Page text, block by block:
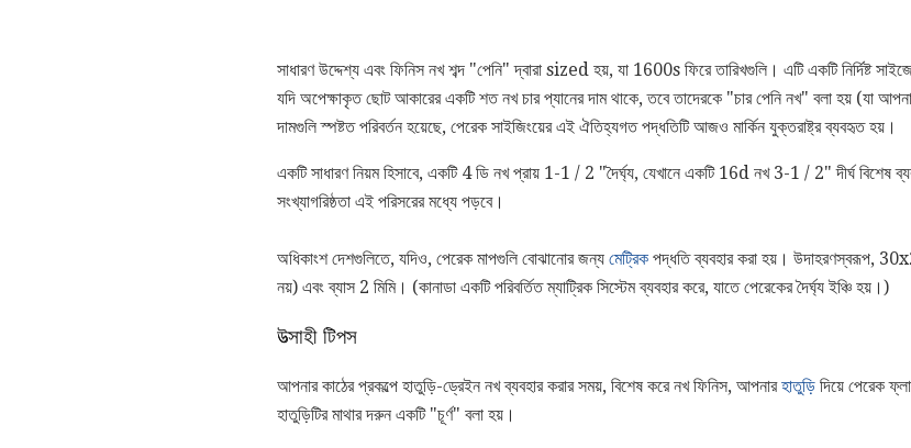
সাধারণ উদ্দেশ্য এবং ফিনিস নখ শব্দ "পেনি" দ্বারা sized হয়, যা 1600s ফিরে তারিখগুলি। এটি একটি নির্দিষ্ট
যদি অপেক্ষাকৃত ছোট আকারের একটি শত নখ চার প্যানের দাম থাকে, তবে তাদেরকে "চার পেনি নখ" বলা হয় (যা
দামগুলি স্পষ্টত পরিবর্তন হয়েছে, পেরেক সাইজিংয়ের এই ঐতিহ্যগত পদ্ধতিটি আজও মার্কিন যুক্তরাষ্ট্র ব্যবহৃত হয়।
একটি সাধারণ নিয়ম হিসাবে, একটি 4 ডি নখ প্রায় 1-1 / 2 "দৈর্ঘ্য, যেখানে একটি 16d নখ 3-1 / 2" দীর্ঘ বিশেষ
সংখ্যাগরিষ্ঠতা এই পরিসরের মধ্যে পড়বে।
অধিকাংশ দেশগুলিতে, যদিও, পেরেক মাপগুলি বোঝানোর জন্য মেট্রিক পদ্ধতি ব্যবহার করা হয়। উদাহরণস্বরূপ,
নয়) এবং ব্যাস 2 মিমি। (কানাডা একটি পরিবর্তিত ম্যাট্রিক সিস্টেম ব্যবহার করে, যাতে পেরেকের দৈর্ঘ্য ইঞ্চি হয়।)
উত্সাহী টিপস
আপনার কাঠের প্রকল্পে হাতুড়ি-ড্রেইন নখ ব্যবহার করার সময়, বিশেষ করে নখ ফিনিস, আপনারহাতুড়ি দিয়ে পেরেক
হাতুড়িটির মাথার দরুন একটি "চূর্ণ" বলা হয়।